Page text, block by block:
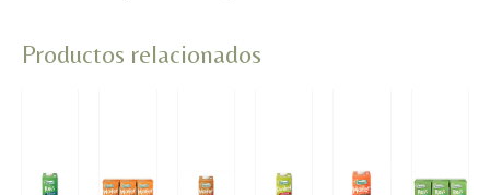
Productos relacionados